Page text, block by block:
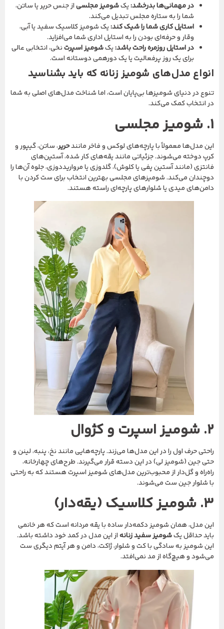
در مهمانی‌ها بدرخشد:یکشومیز مجلسیاز جنس حریر یا ساتن،
شما را به ستاره مجلس تبدیل می‌کند.
استایل کاری شما را شیک کند:یک شومیز کلاسیک سفید یا آبی،
وقار و حرفه‌ای بودن را به استایل اداری شما می‌افزاید.
در استایل روزمره راحت باشد:یکشومیز اسپرتنخی، انتخابی عالی
برای یک روز پرفعالیت یا یک دورهمی دوستانه است.
انواع مدل‌های شومیز زنانه که باید بشناسید
تنوع در دنیای شومیزها بی‌پایان است، اما شناخت مدل‌های اصلی به شما
در انتخاب کمک می‌کند.
۱. شومیز مجلسی
این مدل‌ها معمولاً با پارچه‌های لوکس و فاخر مانندحریر، ساتن، گیپور و
کرپ دوخته می‌شوند. جزئیاتی مانند یقه‌های کار شده، آستین‌های
فانتزی (مانند آستین پفی یا کلوش)، گلدوزی یا مرواریددوزی، جلوه آن‌ها را
دوچندان می‌کند. شومیزهای مجلسی بهترین انتخاب برای ست کردن با
دامن‌های میدی یا شلوارهای پارچه‌ای راسته هستند.
۲. شومیز اسپرت و کژوال
راحتی حرف اول را در این مدل‌ها می‌زند. پارچه‌هایی مانند نخ، پنبه، لینن و
حتی جین (شومیز لی) در این دسته قرار می‌گیرند. طرح‌های چهارخانه،
راه‌راه و گل‌دار از محبوب‌ترین مدل‌های شومیز اسپرت هستند که به راحتی
با شلوار جین ست می‌شوند.
۳. شومیز کلاسیک (یقه‌دار)
این مدل، همان شومیز دکمه‌دار ساده با یقه مردانه است که هر خانمی
باید حداقل یکشومیز سفید زنانهاز این مدل در کمد خود داشته باشد.
این شومیز به سادگی با کت و شلوار، ژاکت، دامن و هر آیتم دیگری ست
می‌شود و هیچ‌گاه از مد نمی‌افتد.